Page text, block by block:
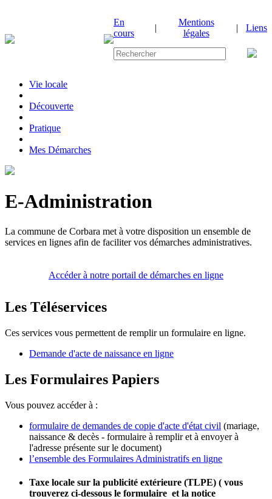
En
cours
|
Mentions
légales
| Liens
Vie locale
|Découverte
|Pratique
|Mes Démarches
E-Administration
La commune de Corbara met à votre disposition un ensemble de
services en lignes afin de faciliter vos démarches administratives.
Accéder à notre portail de démarches en ligne
Les Téléservices
Ces services vous permettent de remplir un formulaire en ligne.
Demande d'acte de naissance en ligne
Les Formulaires Papiers
Vous pouvez accéder à :
formulaire de demandes de copie d'acte d'état civil (mariage,
naissance & decès - formulaire à remplir et à envoyer à
l'adresse présente sur le document)
l’ensemble des Formulaires Administratifs en ligne
Taxe locale sur la publicité extérieure (TLPE) ( vous
trouverez ci-dessous le formulaire et la notice